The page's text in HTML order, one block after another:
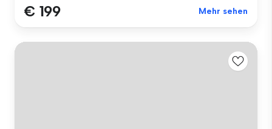
€ 199 Mehr sehen